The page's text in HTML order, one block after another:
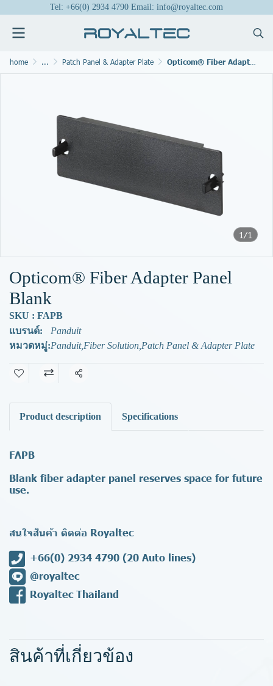
Tel: +66(0) 2934 4790 Email: info@royaltec.com
home ... Patch Panel & Adapter Plate Opticom® Fiber Adapter Panel Blank
1/1
Opticom® Fiber Adapter Panel
Blank
SKU : FAPB
แบรนด์:
Panduit
หมวดหมู่:Panduit, Fiber Solution Patch Panel & Adapter Plate
แชร์
Product description Specifications
FAPB
Blank fiber adapter panel reserves space for future
use.
สนใจสินค้า ติดต่อ Royaltec
+66(0) 2934 4790 (20 Auto lines)
@royaltec
Royaltec Thailand
สินค้าที่เกี่ยวข้อง